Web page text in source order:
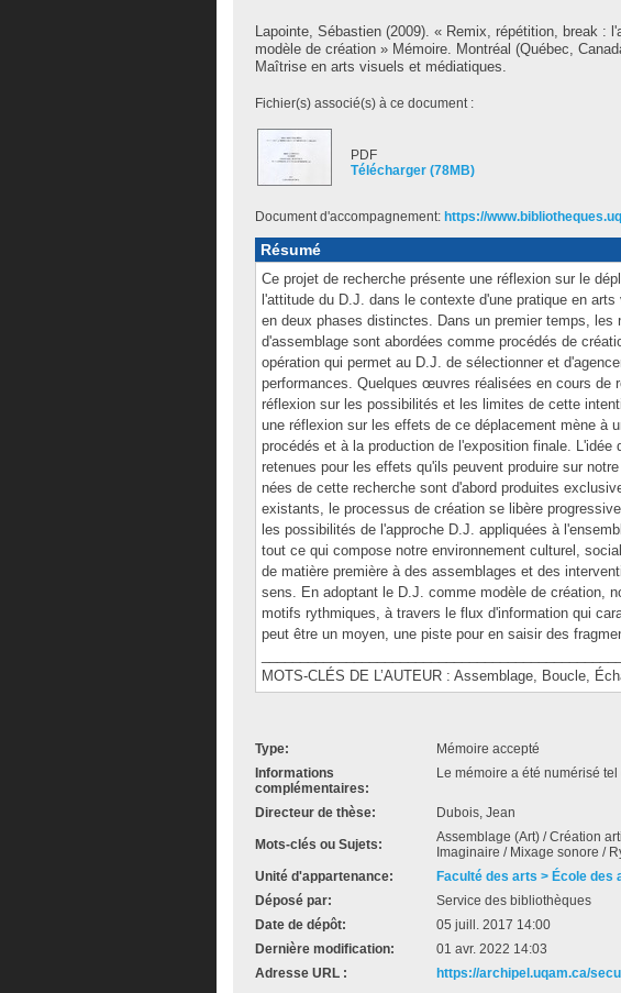
Lapointe, Sébastien (2009). « Remix, répétition, break :
modèle de création » Mémoire. Montréal (Québec,
Maîtrise en arts visuels et médiatiques.
Fichier(s) associé(s) à ce document :
PDF
Télécharger (78MB)
Document d'accompagnement: https://
Résumé
Ce projet de recherche présente une réflexion sur le
l'attitude du D.J. dans le contexte d'une pratique en
en deux phases distinctes. Dans un premier temps, les
d'assemblage sont abordées comme procédés de
opération qui permet au D.J. de sélectionner et
performances. Quelques œuvres réalisées en cours de
réflexion sur les possibilités et les limites de cette
une réflexion sur les effets de ce déplacement mène à
procédés et à la production de l'exposition finale.
retenues pour les effets qu'ils peuvent produire sur
nées de cette recherche sont d'abord produites
existants, le processus de création se libère
les possibilités de l'approche D.J. appliquées à
tout ce qui compose notre environnement culturel,
de matière première à des assemblages et des
sens. En adoptant le D.J. comme modèle de création,
motifs rythmiques, à travers le flux d'information qui
peut être un moyen, une piste pour en saisir des
MOTS-CLÉS DE L’AUTEUR : Assemblage, Boucle,
Type:
Mémoire accepté
Informations
complémentaires:
Le mémoire a été numérisé
Directeur de thèse: Dubois, Jean
Mots-clés ou Sujets:
Assemblage (Art) / Création
Imaginaire / Mixage sonore /
Unité d'appartenance:
Faculté des arts > École
Déposé par:
Service des bibliothèques
Date de dépôt:
05 juill. 2017 14:00
Dernière modification:
01 avr. 2022 14:03
Adresse URL :
https://archipel.uqam.ca/